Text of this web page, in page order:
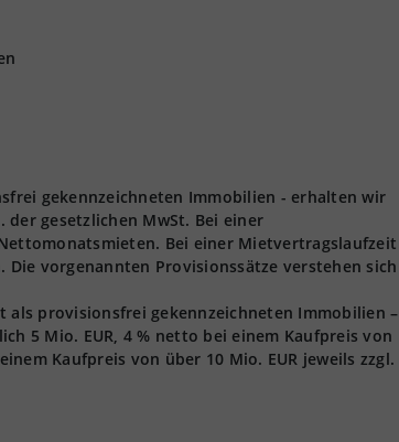
gekennzeichneten Immobilien - erhalten wir
gesetzlichen MwSt. Bei einer
Bei einer Mietvertragslaufzeit
vorgenannten Provisionssätze verstehen sich
als provisionsfrei gekennzeichneten Immobilien –
5 Mio. EUR, 4 % netto bei einem Kaufpreis von
Kaufpreis von über 10 Mio. EUR jeweils zzgl.